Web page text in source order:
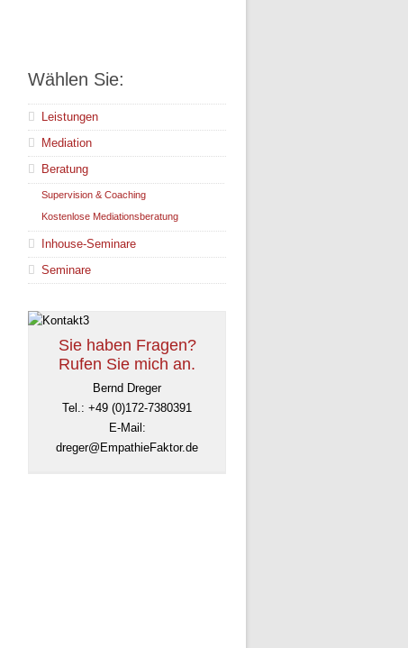
Wählen Sie:
Leistungen
Mediation
Beratung
Supervision & Coaching
Kostenlose Mediationsberatung
Inhouse-Seminare
Seminare
Sie haben Fragen?
Rufen Sie mich an.
Bernd Dreger
Tel.: +49 (0)172-7380391
E-Mail:
dreger@EmpathieFaktor.de